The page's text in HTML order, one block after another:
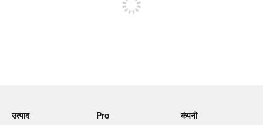
उत्पाद
Pro
कंपनी